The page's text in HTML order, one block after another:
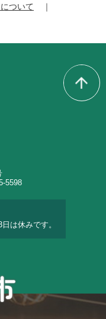
ついて
5598
は休みです。